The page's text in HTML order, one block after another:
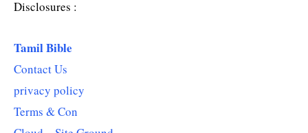
Disclosures :
Tamil Bible
Contact Us
privacy policy
Terms & Con